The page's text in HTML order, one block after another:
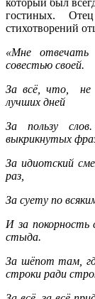
гостиных.
стихотворений
«Мне отвечать
совестью своей.
За всё, что, не
лучших дней
За пользу
выкрикнутых
За идиотский
раз,
За суету по
И за покорность
стыда.
За шёпот там,
строки ради